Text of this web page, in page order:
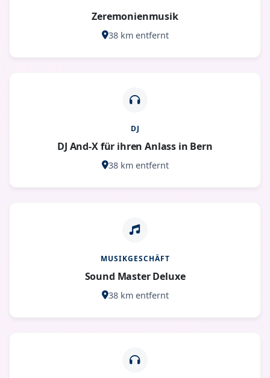
Zeremonienmusik
38 km entfernt
DJ
DJ And-X für ihren Anlass in Bern
38 km entfernt
MUSIKGESCHÄFT
Sound Master Deluxe
38 km entfernt